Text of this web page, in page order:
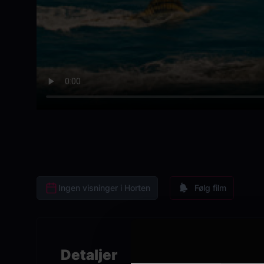
Ingen visninger i Horten Følg film
Detaljer